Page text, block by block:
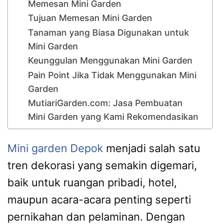
Memesan Mini Garden
Tujuan Memesan Mini Garden
Tanaman yang Biasa Digunakan untuk
Mini Garden
Keunggulan Menggunakan Mini Garden
Pain Point Jika Tidak Menggunakan Mini
Garden
MutiariGarden.com: Jasa Pembuatan
Mini Garden yang Kami Rekomendasikan
Mini garden Depok menjadi salah satu
tren dekorasi yang semakin digemari,
baik untuk ruangan pribadi, hotel,
maupun acara-acara penting seperti
pernikahan dan pelaminan. Dengan